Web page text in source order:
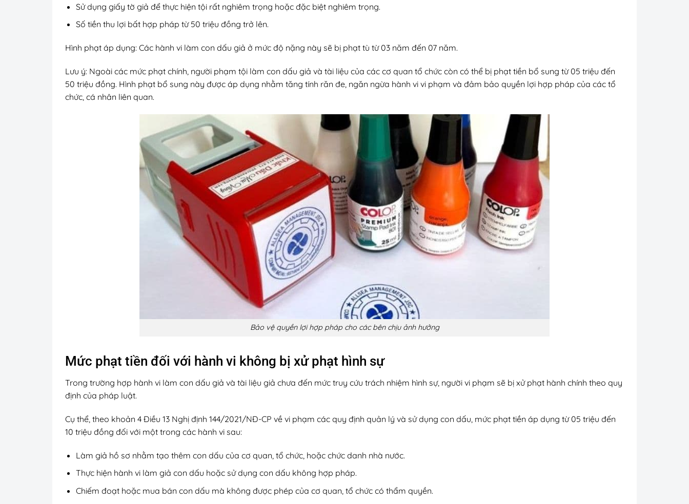
Sử dụng giấy tờ giả để thực hiện tội rất nghiêm trọng hoặc đặc biệt nghiêm trọng.
Số tiền thu lợi bất hợp pháp từ 50 triệu đồng trở lên.
Hình phạt áp dụng: Các hành vi làm con dấu giả ở mức độ nặng này sẽ bị phạt tù từ 03 năm đến 07 năm.
Lưu ý: Ngoài các mức phạt chính, người phạm tội làm con dấu giả và tài liệu của các cơ quan tổ chức còn có thể bị phạt tiền bổ sung từ 05 triệu đến
50 triệu đồng. Hình phạt bổ sung này được áp dụng nhằm tăng tính răn đe, ngăn ngừa hành vi vi phạm và đảm bảo quyền lợi hợp pháp của các tổ
chức, cá nhân liên quan.
Bảo vệ quyền lợi hợp pháp cho các bên chịu ảnh hưởng
Mức phạt tiền đối với hành vi không bị xử phạt hình sự
Trong trường hợp hành vi làm con dấu giả và tài liệu giả chưa đến mức truy cứu trách nhiệm hình sự, người vi phạm sẽ bị xử phạt hành chính theo quy
định của pháp luật.
Cụ thể, theo khoản 4 Điều 13 Nghị định 144/2021/NĐ-CP về vi phạm các quy định quản lý và sử dụng con dấu, mức phạt tiền áp dụng từ 05 triệu đến
10 triệu đồng đối với một trong các hành vi sau:
Làm giả hồ sơ nhằm tạo thêm con dấu của cơ quan, tổ chức, hoặc chức danh nhà nước.
Thực hiện hành vi làm giả con dấu hoặc sử dụng con dấu không hợp pháp.
Chiếm đoạt hoặc mua bán con dấu mà không được phép của cơ quan, tổ chức có thẩm quyền.